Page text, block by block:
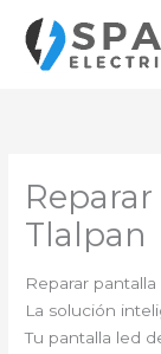
contenido
Tlalpan
Reparar
La solución
Tu pantalla led